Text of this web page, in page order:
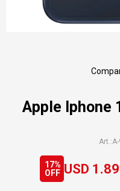
Apple Iphone
USD
17